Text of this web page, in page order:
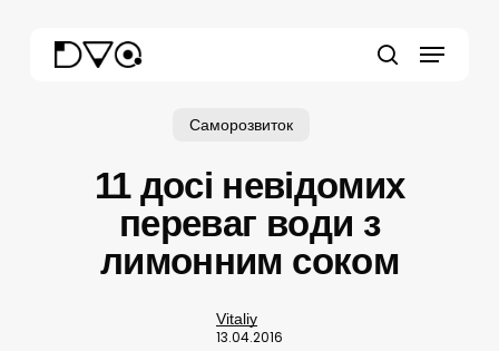
Menu
Саморозвиток
11 досі невідомих
переваг води з
лимонним соком
Vitaliy
13.04.2016